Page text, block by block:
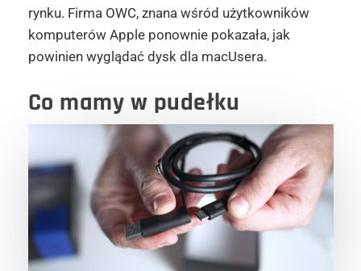
rynku. Firma OWC, znana wśród użytkowników
komputerów Apple ponownie pokazała, jak
powinien wyglądać dysk dla macUsera.
Co mamy w pudełku